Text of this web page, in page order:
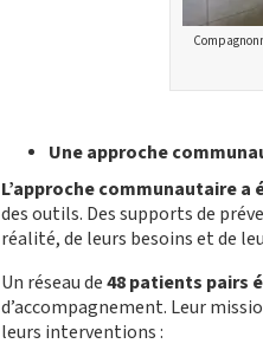
Une approche
L’approche communautaire a
des outils. Des supports de
réalité, de leurs besoins et de
Un réseau de48 patients pairs
d’accompagnement. Leur
leurs interventions :